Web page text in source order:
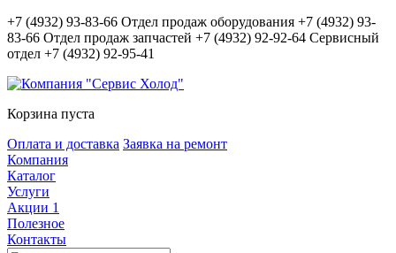
+7 (4932) 93-83-66 Отдел продаж оборудования +7 (4932) 93-
83-66 Отдел продаж запчастей +7 (4932) 92-92-64 Сервисный
отдел +7 (4932) 92-95-41
Корзина пуста
Оплата и доставка Заявка на ремонт
Компания
Каталог
Услуги
Акции 1
Полезное
Контакты